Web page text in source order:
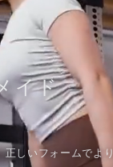
イド
正しいフォームでよ